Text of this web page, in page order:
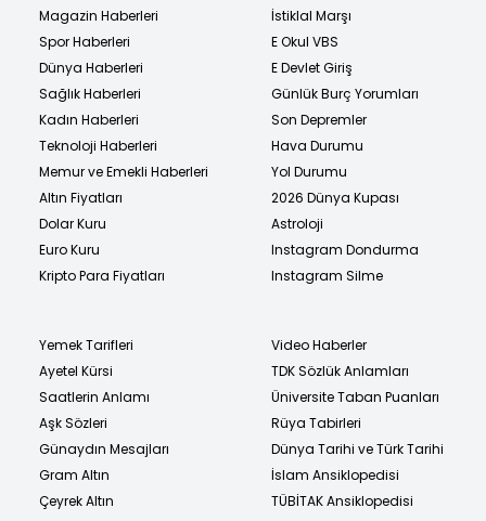
Magazin Haberleri
Spor Haberleri
Dünya Haberleri
Sağlık Haberleri
Kadın Haberleri
Teknoloji Haberleri
Memur ve Emekli Haberleri
Altın Fiyatları
Dolar Kuru
Euro Kuru
Kripto Para Fiyatları
İstiklal Marşı
E Okul VBS
E Devlet Giriş
Günlük Burç Yorumları
Son Depremler
Hava Durumu
Yol Durumu
2026 Dünya Kupası
Astroloji
Instagram Dondurma
Instagram Silme
Yemek Tarifleri
Ayetel Kürsi
Saatlerin Anlamı
Aşk Sözleri
Günaydın Mesajları
Gram Altın
Çeyrek Altın
Video Haberler
TDK Sözlük Anlamları
Üniversite Taban Puanları
Rüya Tabirleri
Dünya Tarihi ve Türk Tarihi
İslam Ansiklopedisi
TÜBİTAK Ansiklopedisi